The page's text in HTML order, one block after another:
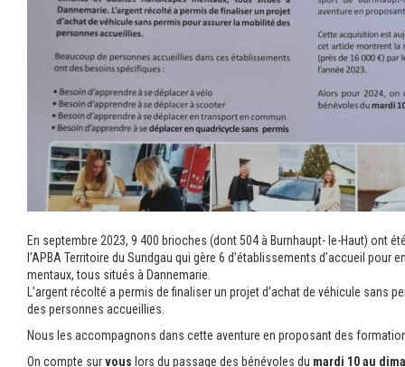
En septembre 2023, 9 400 brioches (dont 504 à Burnhaupt- le-Haut) ont
l’APBA Territoire du Sundgau qui gère 6 d’établissements d’accueil pour
mentaux, tous situés à Dannemarie.
L’argent récolté a permis de finaliser un projet d’achat de véhicule sans
des personnes accueillies.
Nous les accompagnons dans cette aventure en proposant des
On compte survous lors du passage des bénévoles du mardi 10 au